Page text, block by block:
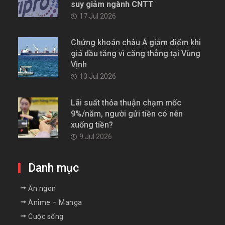
suy giảm ngành CNTT
17 Jul 2026
Chứng khoán châu Á giảm điểm khi
giá dầu tăng vì căng thẳng tại Vùng
Vịnh
13 Jul 2026
Lãi suất thỏa thuận chạm mốc
9%/năm, người gửi tiền có nên
xuống tiền?
9 Jul 2026
Danh mục
Ăn ngon
Anime – Manga
Cuộc sống